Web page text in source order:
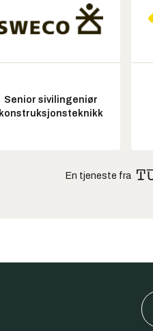
Senior sivilingeniør
konstruksjonsteknikk
En tjeneste fra